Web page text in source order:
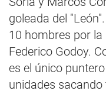
goleada del
10 hombres por
Federico Godoy.
es el único
unidades